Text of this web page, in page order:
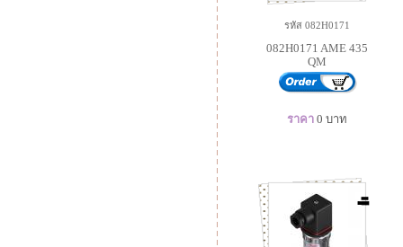
รหัส 082H0171
082H0171 AME 435
QM
ราคา 0 บาท